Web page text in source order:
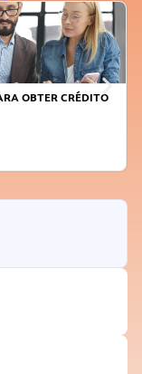
SEJA